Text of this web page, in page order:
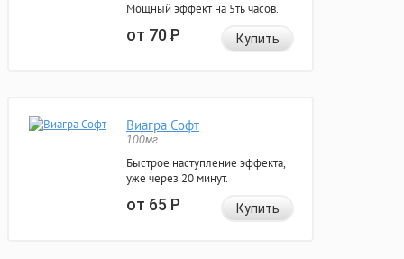
Мощный эффект на 5ть часов.
от 70Р Купить
Виагра Софт
100мг
Быстрое наступление эффекта,
уже через 20 минут.
от 65Р Купить